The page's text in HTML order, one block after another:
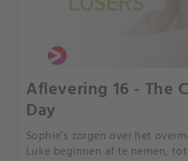
Aflevering 16 - The
Day
Sophie’s zorgen over het
Luke beginnen af te nemen,